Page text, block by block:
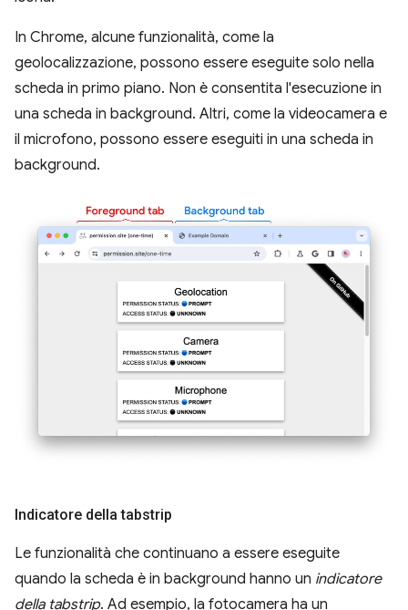
In Chrome, alcune funzionalità, come la
geolocalizzazione, possono essere eseguite solo nella
scheda in primo piano. Non è consentita l'esecuzione in
una scheda in background. Altri, come la videocamera e
il microfono, possono essere eseguiti in una scheda in
background.
Indicatore della tabstrip
Le funzionalità che continuano a essere eseguite
quando la scheda è in background hanno un indicatore
della tabstrip. Ad esempio, la fotocamera ha un